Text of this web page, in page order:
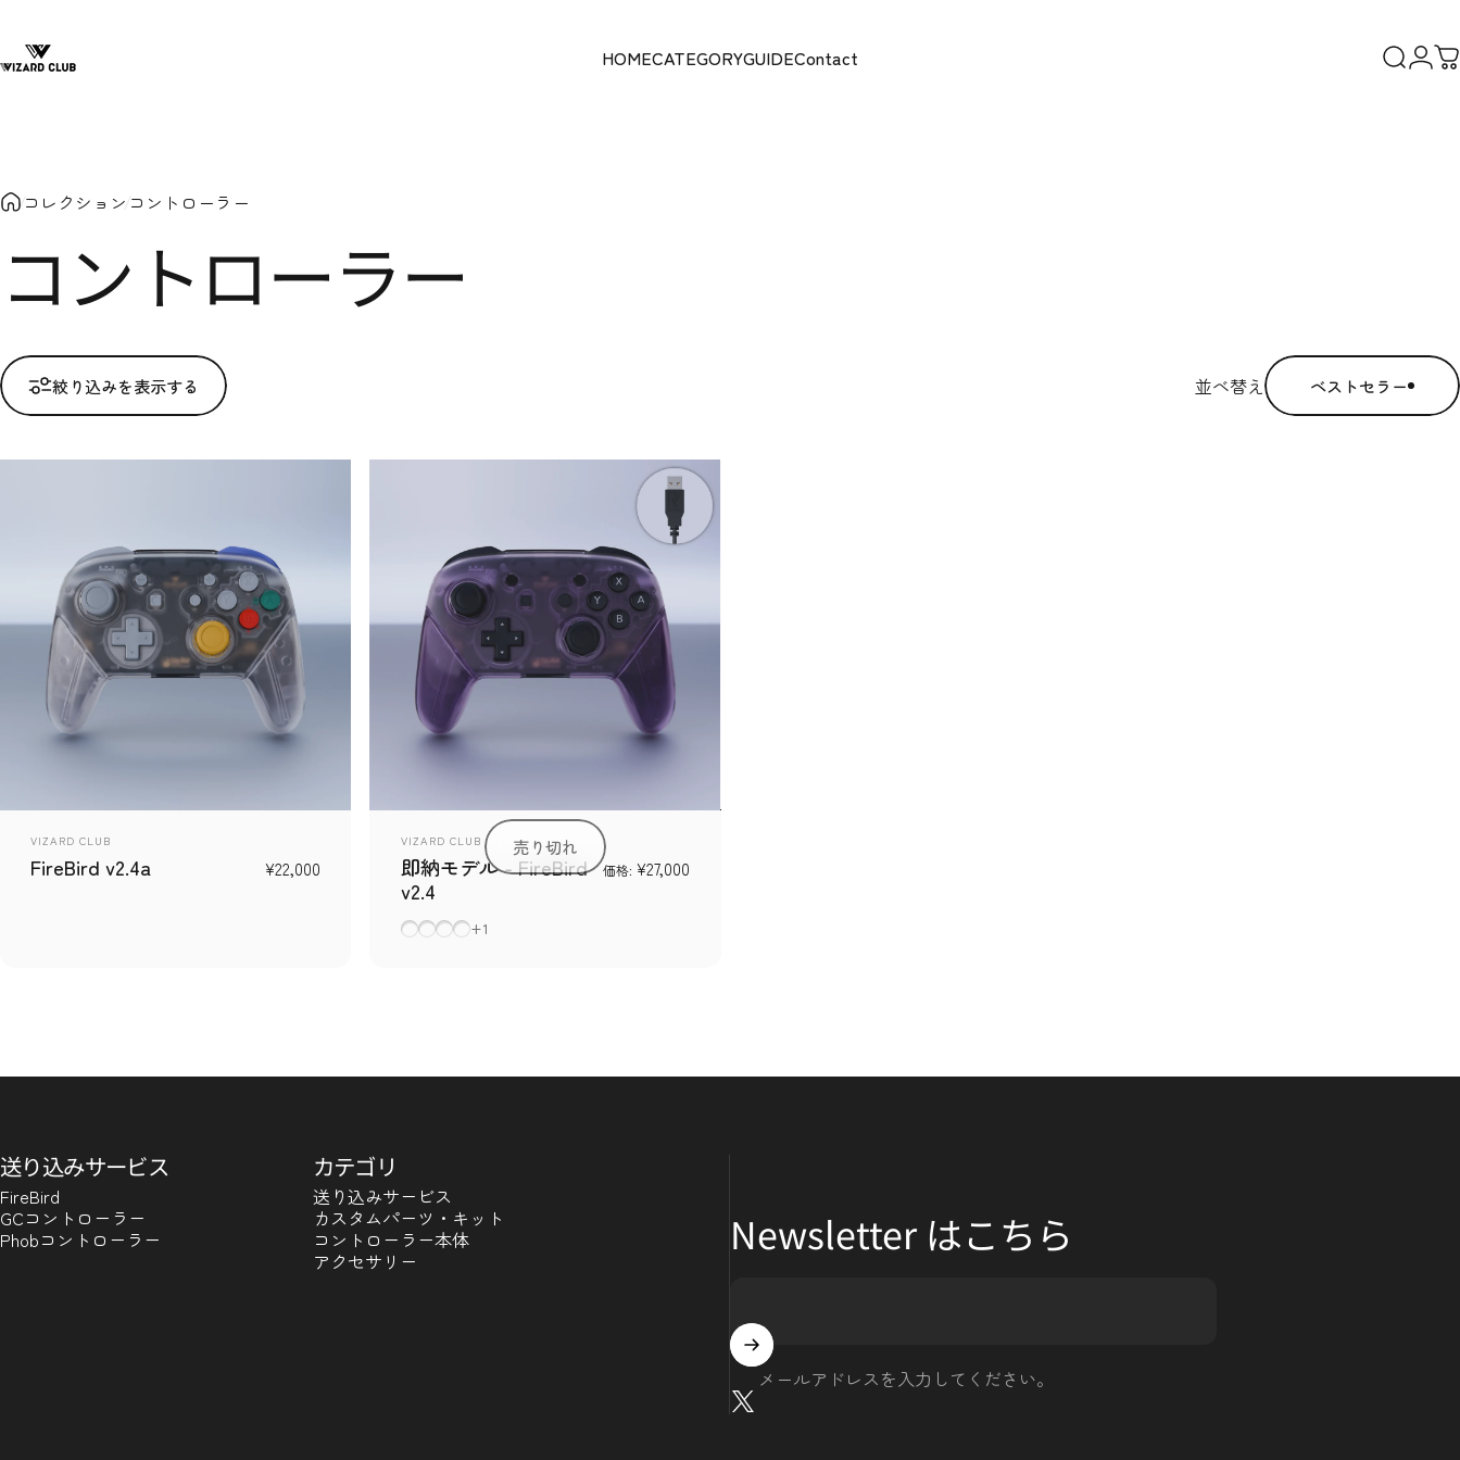
VIZARD CLUB HOMECATEGORYGUIDEContact 検索ログ
コレクション コントローラー
コントローラー
絞り込みを表示する 並べ替え ベストセラー
販売業者
VIZARD CLUB
FireBird v2.4a ¥22,000
売り切れ
販売業者
VIZARD CLUB
即納モデル - FireBird
v2.4
価格: ¥27,000
クリア（ハードワイヤリング）
クリアパープル（ハードワイヤリング）
パープル（ハードワイヤリング）
ホワイト
+1
送り込みサービス
FireBird
GCコントローラー
Phobコントローラー
カテゴリ
送り込みサービス
カスタムパーツ・キット
コントローラー本体
アクセサリー
Newsletter はこちら
メールアドレスを入力してください。